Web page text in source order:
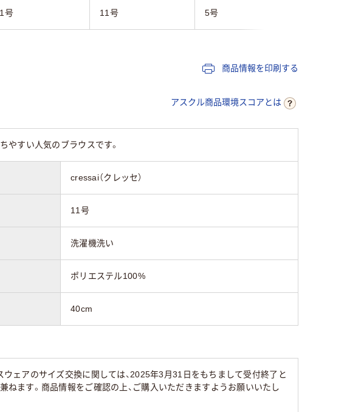
号 11号 5号
商品情報を印刷する
アスクル商品環境スコアとは
やすい人気のブラウスです。
cressai（クレッセ）
11号
洗濯機洗い
ポリエステル100%
40cm
ェアのサイズ交換に関しては、2025年3月31日をもちまして受付終了と
ねます。商品情報をご確認の上、ご購入いただきますようお願いいたし